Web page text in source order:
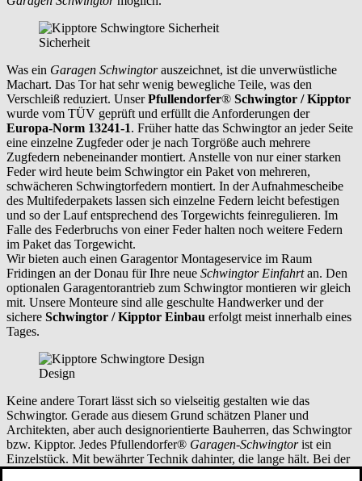
Sicherheit
Was ein Garagen Schwingtorauszeichnet, ist die unverwüstliche
Machart. Das Tor hat sehr wenig bewegliche Teile, was den
Verschleiß reduziert. UnserPfullendorfer® Schwingtor / Kipptor
wurde vom TÜV geprüft und erfüllt die Anforderungen der
Europa-Norm 13241-1. Früher hatte das Schwingtor an jeder Seite
eine einzelne Zugfeder oder je nach Torgröße auch mehrere
Zugfedern nebeneinander montiert. Anstelle von nur einer starken
Feder wird heute beim Schwingtor ein Paket von mehreren,
schwächeren Schwingtorfedern montiert. In der Aufnahmescheibe
des Multifederpakets lassen sich einzelne Federn leicht befestigen
und so der Lauf entsprechend des Torgewichts feinregulieren. Im
Falle des Federbruchs von einer Feder halten noch weitere Federn
im Paket das Torgewicht.
Wir bieten auch einen Garagentor Montageservice im Raum
Fridingen an der Donau für Ihre neue Schwingtor Einfahrtan. Den
optionalen Garagentorantrieb zum Schwingtor montieren wir gleich
mit. Unsere Monteure sind alle geschulte Handwerker und der
sichere Schwingtor / Kipptor Einbau erfolgt meist innerhalb eines
Tages.
Design
Keine andere Torart lässt sich so vielseitig gestalten wie das
Schwingtor. Gerade aus diesem Grund schätzen Planer und
Architekten, aber auch designorientierte Bauherren, das Schwingtor
bzw. Kipptor. Jedes Pfullendorfer® Garagen-Schwingtorist ein
Einzelstück. Mit bewährter Technik dahinter, die lange hält. Bei der
Gestaltung Ihrer Torfläche können Sie auf Pfullendorfer